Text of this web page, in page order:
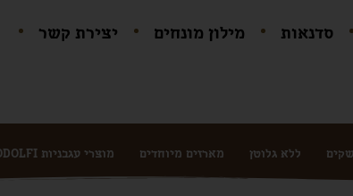
סדנאות מילון מונחים
יצירת קשר
ללא גלוטן מארזים מיוחדים מוצרי עגבניות RODOLFI